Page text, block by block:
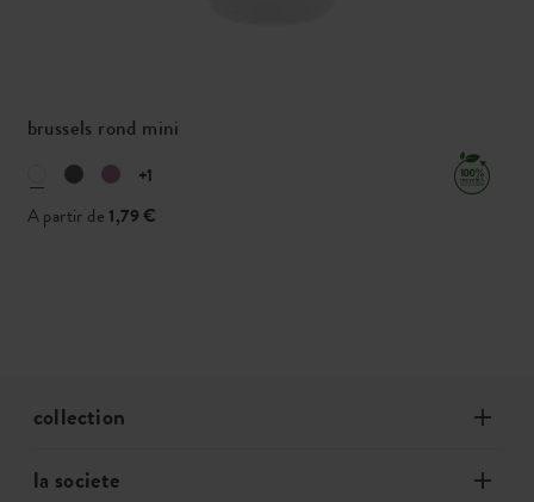
brussels rond mini
+1
A partir de1,79 €
collection
la societe